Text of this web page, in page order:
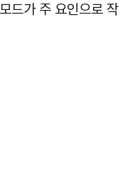
드가 주 요인으로 작